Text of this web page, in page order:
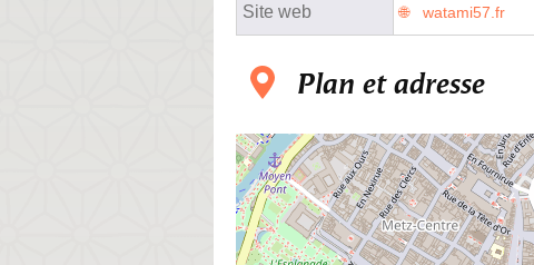
Site web watami57.fr
Plan et adresse